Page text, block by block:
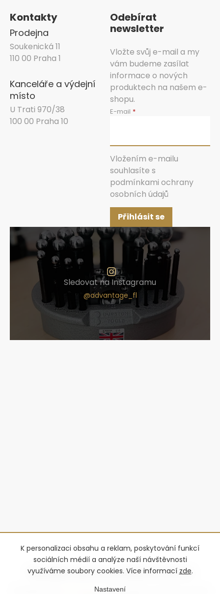
K personalizaci obsahu a reklam, poskytování funkcí
sociálních médií a analýze naší návštěvnosti
využíváme soubory cookies. Více informací zde.
Nastavení
Kontakty
Prodejna
Soukenická 11
110 00 Praha 1
Kanceláře a výdejní
místo
U Trati 970/38
100 00 Praha 10
Odebírat
newsletter
Vložte svůj e-mail a my
vám budeme zasílat
informace o nových
produktech na našem e-
shopu.
E-mail
Vložením e-mailu
souhlasíte s
podmínkami ochrany
osobních údajů
Přihlásit se
Sledovat na Instagramu
Advantage-fl. Všechna práva vyhrazena.